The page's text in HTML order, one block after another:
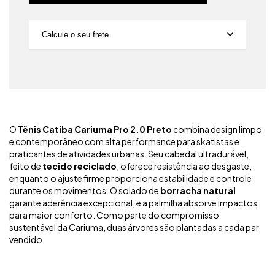
Calcule o seu frete
O Tênis Catiba Cariuma Pro 2.0 Pretocombina design limpo
e contemporâneo com alta performance para skatistas e
praticantes de atividades urbanas. Seu cabedal ultradurável,
feito de tecido reciclado , oferece resistência ao desgaste,
enquanto o ajuste firme proporciona estabilidade e controle
durante os movimentos. O solado de borracha natural
garante aderência excepcional, e a palmilha absorve impactos
para maior conforto. Como parte do compromisso
sustentável da Cariuma, duas árvores são plantadas a cada par
vendido.